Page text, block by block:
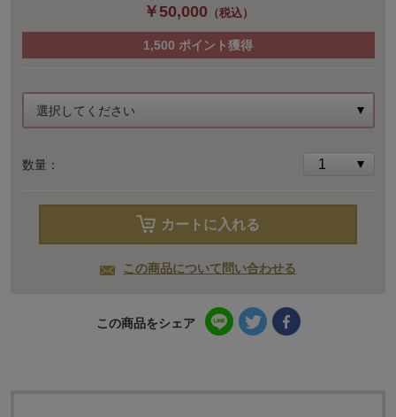
￥50,000 （税込）
1,500 ポイント獲得
選択してください
数量：
カートに入れる
この商品について問い合わせる
この商品をシェア